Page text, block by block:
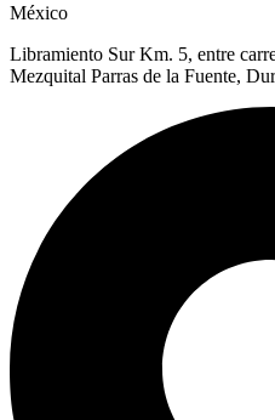
México
Libramiento Sur Km. 5, entre
Mezquital Parras de la Fuente,